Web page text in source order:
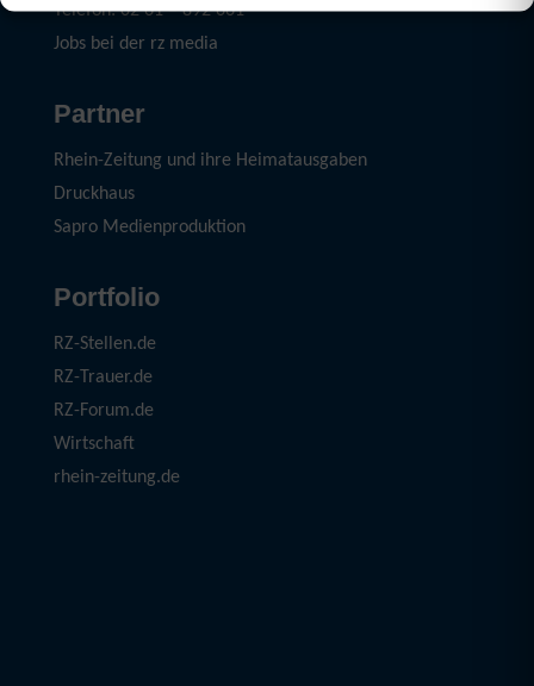
Telefon: 02 61 – 892 661
Jobs bei der rz media
Partner
Rhein-Zeitung und ihre Heimatausgaben
Druckhaus
Sapro Medienproduktion
Portfolio
RZ-Stellen.de
RZ-Trauer.de
RZ-Forum.de
Wirtschaft
rhein-zeitung.de